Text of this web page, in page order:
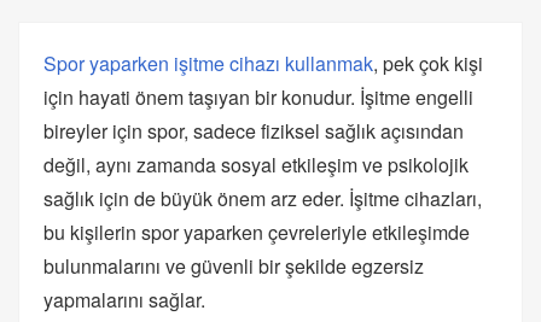
Spor yaparken işitme cihazı kullanmak, pek çok kişi
için hayati önem taşıyan bir konudur. İşitme engelli
bireyler için spor, sadece fiziksel sağlık açısından
değil, aynı zamanda sosyal etkileşim ve psikolojik
sağlık için de büyük önem arz eder. İşitme cihazları,
bu kişilerin spor yaparken çevreleriyle etkileşimde
bulunmalarını ve güvenli bir şekilde egzersiz
yapmalarını sağlar.